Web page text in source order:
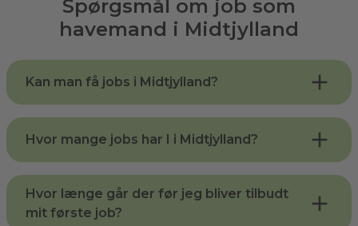
Spørgsmål om job som
havemand i Midtjylland
Kan man få jobs i Midtjylland?
Hvor mange jobs har I i Midtjylland?
Hvor længe går der før jeg bliver tilbudt
mit første job?